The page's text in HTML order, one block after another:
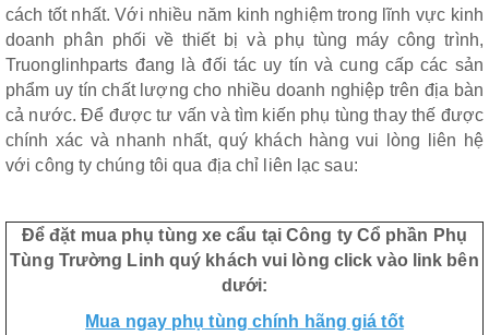
cách tốt nhất. Với nhiều năm kinh nghiệm trong lĩnh vực kinh
doanh phân phối về thiết bị và phụ tùng máy công trình,
Truonglinhparts đang là đối tác uy tín và cung cấp các sản
phẩm uy tín chất lượng cho nhiều doanh nghiệp trên địa bàn
cả nước. Để được tư vấn và tìm kiến phụ tùng thay thế được
chính xác và nhanh nhất, quý khách hàng vui lòng liên hệ
với công ty chúng tôi qua địa chỉ liên lạc sau:
Để đặt mua phụ tùng xe cẩu tại Công ty Cổ phần Phụ
Tùng Trường Linh quý khách vui lòng click vào link bên
dưới:
Mua ngay phụ tùng chính hãng giá tốt